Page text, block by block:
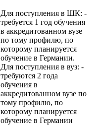
Для поступления в ШК: -
требуется 1 год обучения
в аккредитованном вузе
по тому профилю, по
которому планируется
обучение в Германии.
Для поступления в вуз: -
требуются 2 года
обучения в
аккредитованном вузе по
тому профилю, по
которому планируется
обучение в Германии